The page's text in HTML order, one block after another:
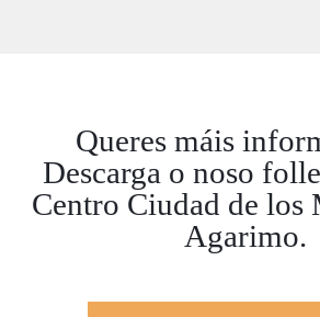
Queres máis
Descarga o noso
Centro Ciudad de los
Agarimo.